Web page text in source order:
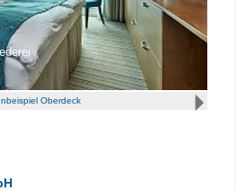
Oberdeck